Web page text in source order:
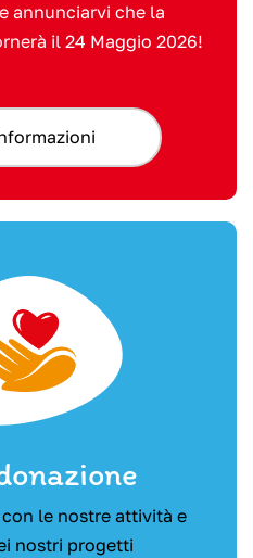
annunciarvi che la
il 24 Maggio 2026!
le nostre attività e
nostri progetti